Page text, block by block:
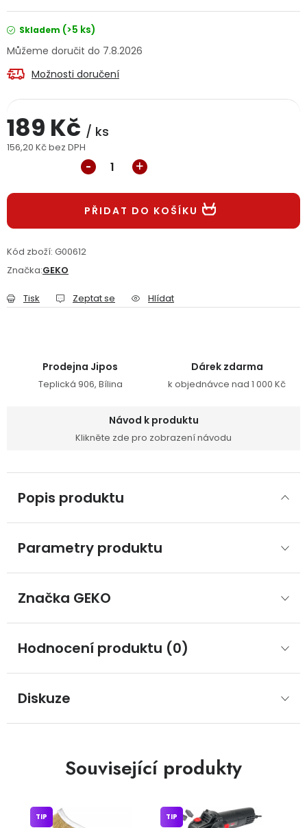
Velkoobchodní spolupráce (B2B)
Reklamační formulář
Obchodní podmínky Reklamační řád
Podmínky ochrany osobních údajů
Skladem (>5 ks)
7.8.2026
Možnosti doručení
189 Kč / ks
156,20 Kč bez DPH
PŘIDAT DO KOŠÍKU
Kód zboží: G00612
Značka:GEKO
Tisk Zeptat se Hlídat
Prodejna Jipos
Teplická 906, Bílina
Dárek zdarma
k objednávce nad 1 000 Kč
Návod k produktu
Klikněte zde pro zobrazení návodu
Popis produktu
Parametry produktu
Značka GEKO
Hodnocení produktu (0)
Diskuze
Související produkty
TIP TIP